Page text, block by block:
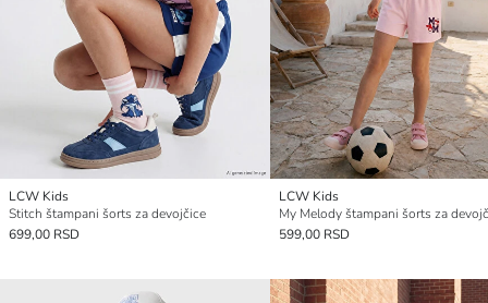
LCW Kids
Stitch štampani šorts za devojčice
699,00 RSD
LCW Kids
My Melody štampani šorts za
599,00 RSD